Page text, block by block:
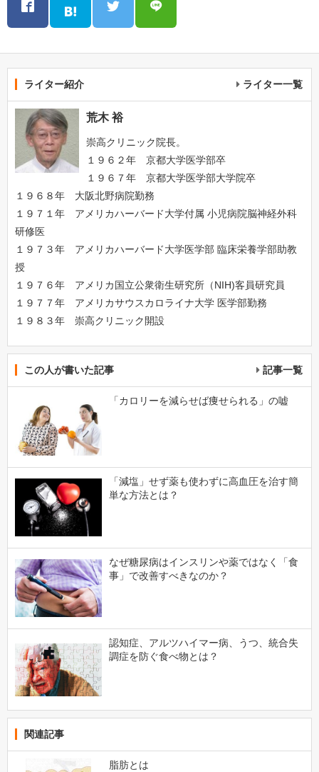
ライター紹介 ライター一覧
荒木 裕
崇高クリニック院長。
１９６２年 京都大学医学部卒
１９６７年 京都大学医学部大学院卒
１９６８年 大阪北野病院勤務
１９７１年 アメリカハーバード大学付属 小児病院脳神経外科
研修医
１９７３年 アメリカハーバード大学医学部 臨床栄養学部助教
授
１９７６年 アメリカ国立公衆衛生研究所（NIH)客員研究員
１９７７年 アメリカサウスカロライナ大学 医学部勤務
１９８３年 崇高クリニック開設
この人が書いた記事 記事一覧
「カロリーを減らせば痩せられる」の嘘
「減塩」せず薬も使わずに高血圧を治す簡
単な方法とは？
なぜ糖尿病はインスリンや薬ではなく「食
事」で改善すべきなのか？
認知症、アルツハイマー病、うつ、統合失
調症を防ぐ食べ物とは？
関連記事
脂肪とは